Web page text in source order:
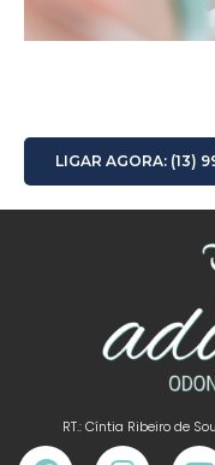
LIGAR AGORA: (13)
RT.: Cíntia Ribeiro de